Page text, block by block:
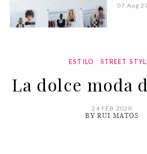
07 Aug
ESTILO STREET
La dolce moda
24 FEB 2020
BY RUI MATOS